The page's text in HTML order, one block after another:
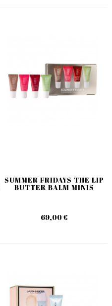
SUMMER FRIDAYS THE LIP
BUTTER BALM MINIS
69,00 €